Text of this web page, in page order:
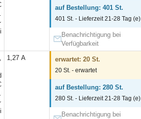
auf Bestellung: 401 St.
401 St. - Lieferzeit 21-28 Tag (e)
Benachrichtigung bei
Verfügbarkeit
1,27 А erwartet: 20 St.
20 St. - erwartet
auf Bestellung: 280 St.
280 St. - Lieferzeit 21-28 Tag (e)
Benachrichtigung bei